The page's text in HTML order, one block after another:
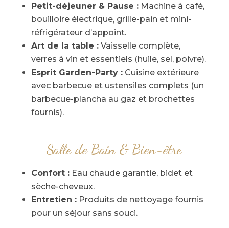
Petit-déjeuner & Pause :Machine à café,
bouilloire électrique, grille-pain et mini-
réfrigérateur d’appoint.
Art de la table :Vaisselle complète,
verres à vin et essentiels (huile, sel, poivre).
Esprit Garden-Party :Cuisine extérieure
avec barbecue et ustensiles complets (un
barbecue-plancha au gaz et brochettes
fournis).
Salle de Bain & Bien-être
Confort :Eau chaude garantie, bidet et
sèche-cheveux.
Entretien :Produits de nettoyage fournis
pour un séjour sans souci.